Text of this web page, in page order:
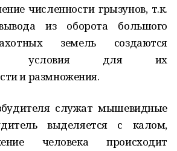
численности грызунов, т.к.
из оборота большого
земель создаются
условия для их
и размножения.
служат мышевидные
выделяется с калом,
человека происходит